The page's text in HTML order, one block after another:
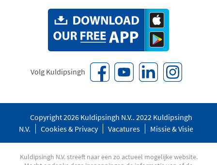
Volg Kuldipsingh
Copyright 2026 Kuldipsingh N.V.. 2022 Kuldipsingh
N.V.
Cookies & Privacy Vacatures Missie & Visie
Kuldipsingh N.V. streeft naar een zo actueel mogelijke website.